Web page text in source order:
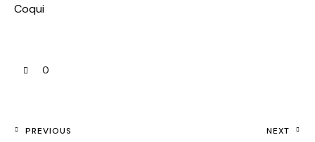
Coqui
0
PREVIOUS NEXT